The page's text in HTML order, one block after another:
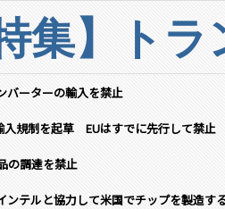
特集】ト
バーターの輸入を禁止
入規制を起草 EUはすでに先行して禁止
の調達を禁止
ンテルと協力して米国でチップを製造す